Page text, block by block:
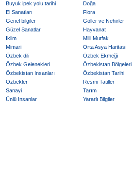
Buyuk ipek yolu tarihi
Doğa
El Sanatları
Flora
Genel bilgiler
Göller ve Nehirler
Güzel Sanatlar
Hayvanat
Iklim
Milli Mutfak
Mimari
Orta Asya Haritası
Özbek dili
Özbek Ekmeği
Özbek Gelenekleri
Özbekistan Bölgeleri
Özbekistan Insanları
Özbekistan Tarihi
Özbekler
Resmi Tatiller
Sanayi
Tarım
Ünlü Insanlar
Yararlı Bilgiler